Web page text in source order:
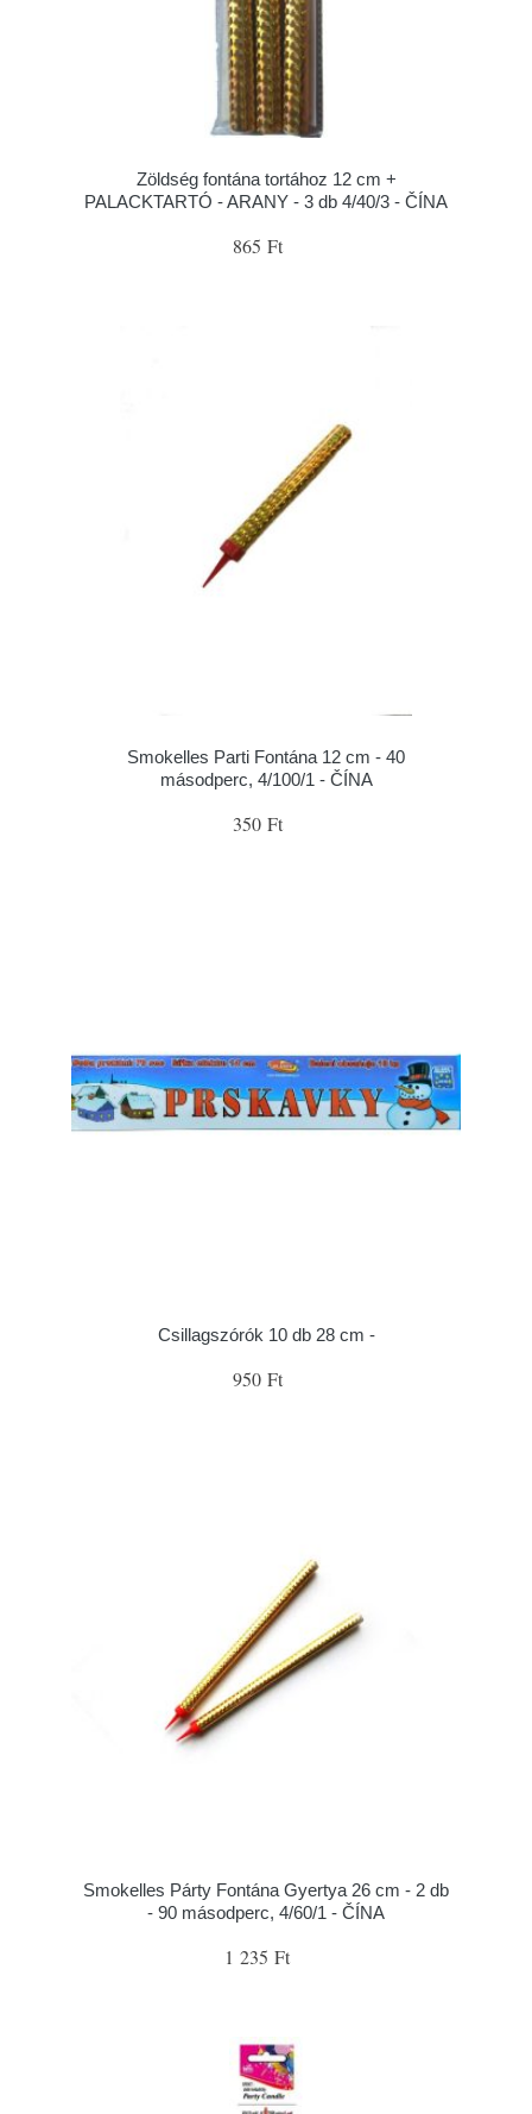
Zöldség fontána tortához 12 cm +
PALACKTARTÓ - ARANY - 3 db 4/40/3 - ČÍNA
865 Ft
Smokelles Parti Fontána 12 cm - 40
másodperc, 4/100/1 - ČÍNA
350 Ft
Csillagszórók 10 db 28 cm -
950 Ft
Smokelles Párty Fontána Gyertya 26 cm - 2 db
- 90 másodperc, 4/60/1 - ČÍNA
1 235 Ft